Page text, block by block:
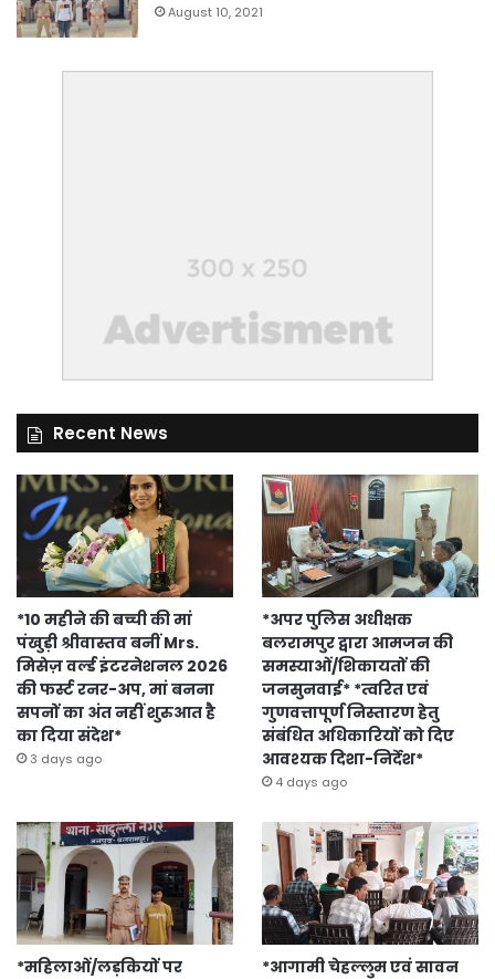
August 10, 2021
Recent News
*10 महीने की बच्ची की मां
पंखुड़ी श्रीवास्तव बनीं Mrs.
मिसेज़ वर्ल्ड इंटरनेशनल 2026
की फर्स्ट रनर-अप, मां बनना
सपनों का अंत नहीं शुरुआत है
का दिया संदेश*
3 days ago
*अपर पुलिस अधीक्षक
बलरामपुर द्वारा आमजन की
समस्याओं/शिकायतों की
जनसुनवाई* *त्वरित एवं
गुणवत्तापूर्ण निस्तारण हेतु
संबंधित अधिकारियों को दिए
आवश्यक दिशा-निर्देश*
4 days ago
*महिलाओं/लड़कियों पर
*आगामी चेहल्लुम एवं सावन